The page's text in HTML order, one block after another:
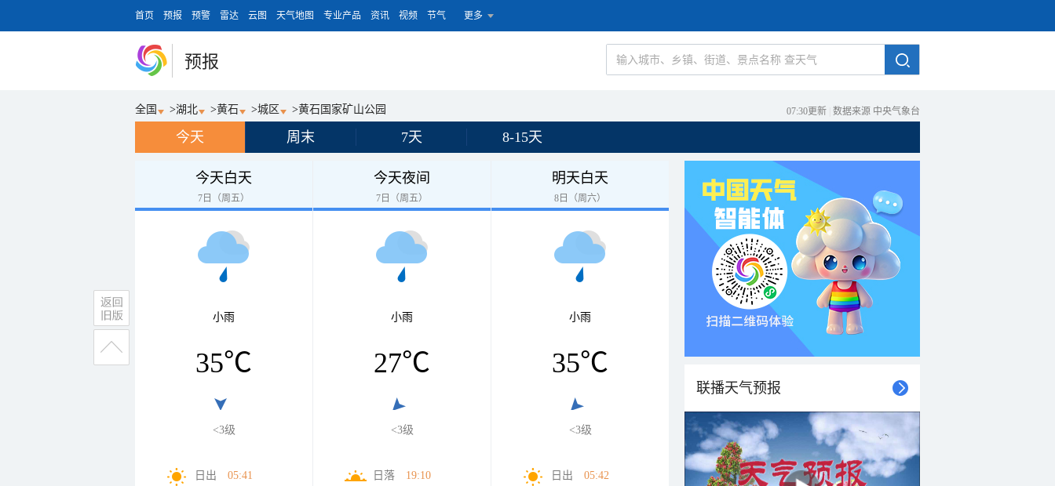
首页 预报 预警 雷达 云图 天气地图 专业产品 资讯 视频 节气 更多
预报
全国 >湖北 >黄石 >城区 >黄石国家矿山公园 07:30更新 数据来源 中央气象台
今天 周末 7天 8-15天
今天白天
7日（周五）
小雨
35℃
<3级
日出 05:41
今天夜间
7日（周五）
小雨
27℃
<3级
日落 19:10
明天白天
8日（周六）
小雨
35℃
<3级
日出 05:42
联播天气预报